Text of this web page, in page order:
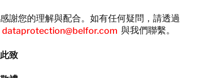
感謝您的理解與配合。如有任何疑問，請透過
dataprotection@belfor.com 與我們聯繫。
此致